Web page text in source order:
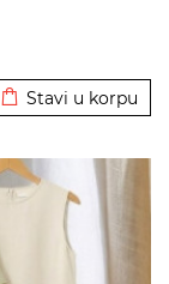
Stavi u korpu